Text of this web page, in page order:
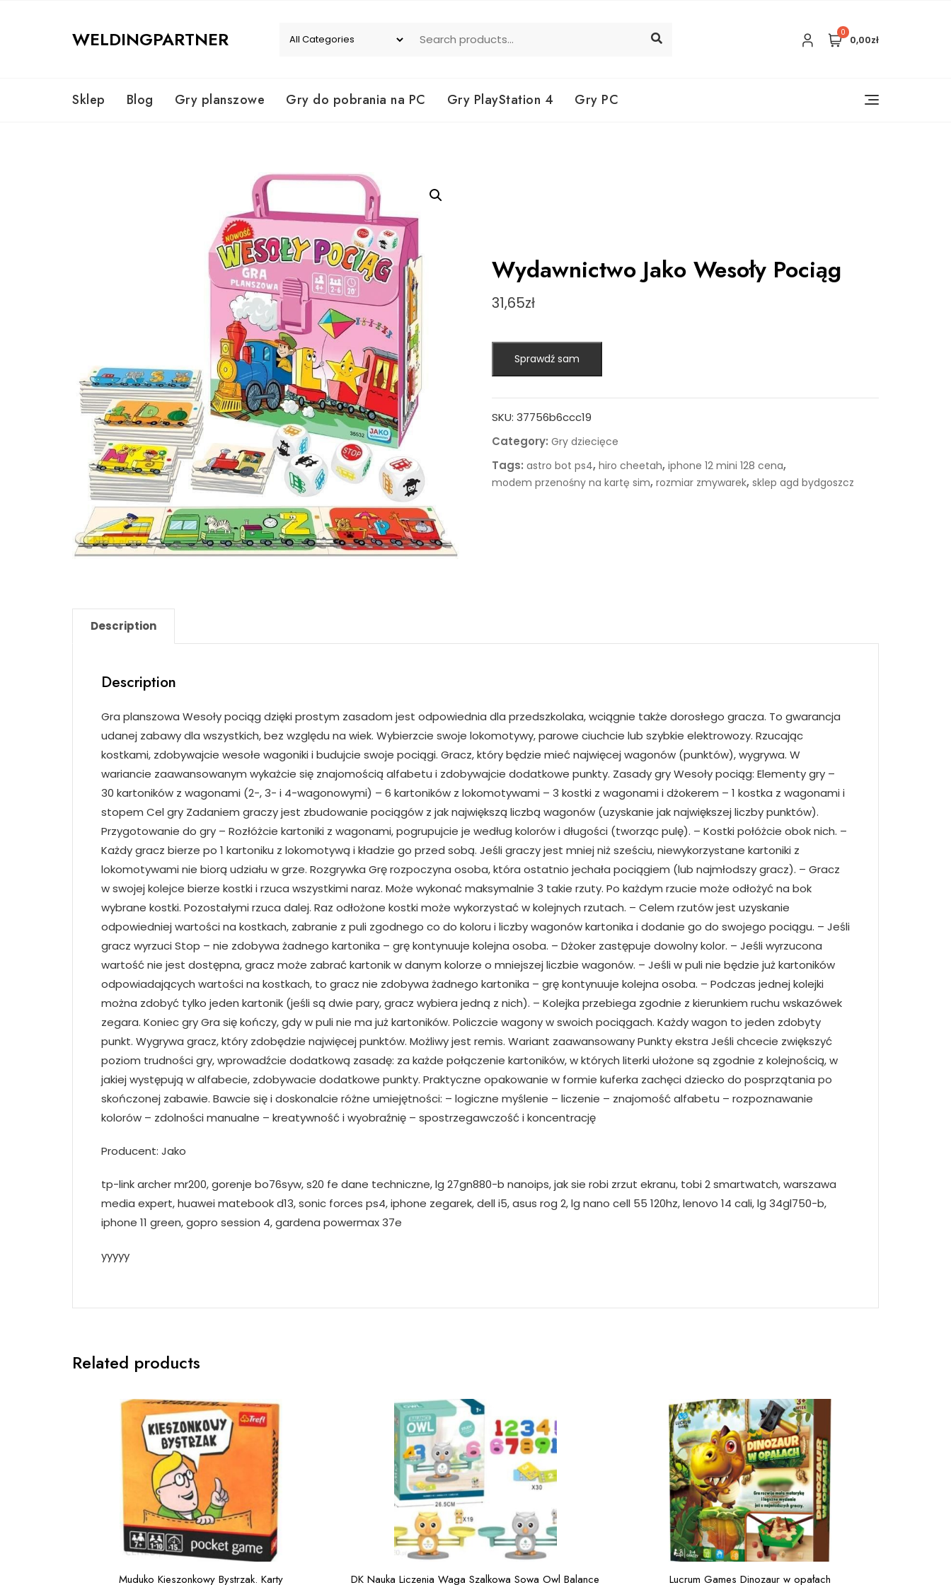
WELDINGPARTNER 0
0,00zł
Sklep Blog Gry planszowe Gry do pobrania na PC Gry PlayStation 4 Gry PC
Wydawnictwo Jako Wesoły Pociąg
31,65zł
Sprawdź sam
SKU: 37756b6ccc19
Category: Gry dziecięce
Tags: astro bot ps4, hiro cheetah, iphone 12 mini 128 cena,
modem przenośny na kartę sim, rozmiar zmywarek, sklep agd bydgoszcz
Description
Description
Gra planszowa Wesoły pociąg dzięki prostym zasadom jest odpowiednia dla przedszkolaka, wciągnie także dorosłego gracza. To gwarancja
udanej zabawy dla wszystkich, bez względu na wiek. Wybierzcie swoje lokomotywy, parowe ciuchcie lub szybkie elektrowozy. Rzucając
kostkami, zdobywajcie wesołe wagoniki i budujcie swoje pociągi. Gracz, który będzie mieć najwięcej wagonów (punktów), wygrywa. W
wariancie zaawansowanym wykażcie się znajomością alfabetu i zdobywajcie dodatkowe punkty. Zasady gry Wesoły pociąg: Elementy gry –
30 kartoników z wagonami (2-, 3- i 4-wagonowymi) – 6 kartoników z lokomotywami – 3 kostki z wagonami i dżokerem – 1 kostka z wagonami i
stopem Cel gry Zadaniem graczy jest zbudowanie pociągów z jak największą liczbą wagonów (uzyskanie jak największej liczby punktów).
Przygotowanie do gry – Rozłóżcie kartoniki z wagonami, pogrupujcie je według kolorów i długości (tworząc pulę). – Kostki połóżcie obok nich. –
Każdy gracz bierze po 1 kartoniku z lokomotywą i kładzie go przed sobą. Jeśli graczy jest mniej niż sześciu, niewykorzystane kartoniki z
lokomotywami nie biorą udziału w grze. Rozgrywka Grę rozpoczyna osoba, która ostatnio jechała pociągiem (lub najmłodszy gracz). – Gracz
w swojej kolejce bierze kostki i rzuca wszystkimi naraz. Może wykonać maksymalnie 3 takie rzuty. Po każdym rzucie może odłożyć na bok
wybrane kostki. Pozostałymi rzuca dalej. Raz odłożone kostki może wykorzystać w kolejnych rzutach. – Celem rzutów jest uzyskanie
odpowiedniej wartości na kostkach, zabranie z puli zgodnego co do koloru i liczby wagonów kartonika i dodanie go do swojego pociągu. – Jeśli
gracz wyrzuci Stop – nie zdobywa żadnego kartonika – grę kontynuuje kolejna osoba. – Dżoker zastępuje dowolny kolor. – Jeśli wyrzucona
wartość nie jest dostępna, gracz może zabrać kartonik w danym kolorze o mniejszej liczbie wagonów. – Jeśli w puli nie będzie już kartoników
odpowiadających wartości na kostkach, to gracz nie zdobywa żadnego kartonika – grę kontynuuje kolejna osoba. – Podczas jednej kolejki
można zdobyć tylko jeden kartonik (jeśli są dwie pary, gracz wybiera jedną z nich). – Kolejka przebiega zgodnie z kierunkiem ruchu wskazówek
zegara. Koniec gry Gra się kończy, gdy w puli nie ma już kartoników. Policzcie wagony w swoich pociągach. Każdy wagon to jeden zdobyty
punkt. Wygrywa gracz, który zdobędzie najwięcej punktów. Możliwy jest remis. Wariant zaawansowany Punkty ekstra Jeśli chcecie zwiększyć
poziom trudności gry, wprowadźcie dodatkową zasadę: za każde połączenie kartoników, w których literki ułożone są zgodnie z kolejnością, w
jakiej występują w alfabecie, zdobywacie dodatkowe punkty. Praktyczne opakowanie w formie kuferka zachęci dziecko do posprzątania po
skończonej zabawie. Bawcie się i doskonalcie różne umiejętności: – logiczne myślenie – liczenie – znajomość alfabetu – rozpoznawanie
kolorów – zdolności manualne – kreatywność i wyobraźnię – spostrzegawczość i koncentrację
Producent: Jako
tp-link archer mr200, gorenje bo76syw, s20 fe dane techniczne, lg 27gn880-b nanoips, jak sie robi zrzut ekranu, tobi 2 smartwatch, warszawa
media expert, huawei matebook d13, sonic forces ps4, iphone zegarek, dell i5, asus rog 2, lg nano cell 55 120hz, lenovo 14 cali, lg 34gl750-b,
iphone 11 green, gopro session 4, gardena powermax 37e
yyyyy
Related products
Muduko Kieszonkowy Bystrzak. Karty DK Nauka Liczenia Waga Szalkowa Sowa Owl Balance Lucrum Games Dinozaur w opałach